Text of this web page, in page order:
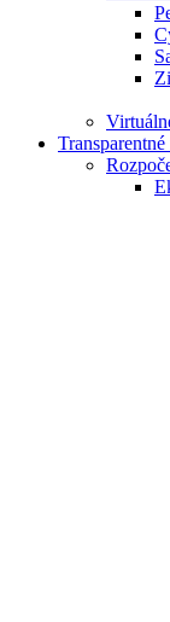
Transparentné